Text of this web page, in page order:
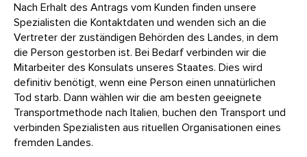
Nach Erhalt des Antrags vom Kunden finden unsere
Spezialisten die Kontaktdaten und wenden sich an die
Vertreter der zuständigen Behörden des Landes, in dem
die Person gestorben ist. Bei Bedarf verbinden wir die
Mitarbeiter des Konsulats unseres Staates. Dies wird
definitiv benötigt, wenn eine Person einen unnatürlichen
Tod starb. Dann wählen wir die am besten geeignete
Transportmethode nach Italien, buchen den Transport und
verbinden Spezialisten aus rituellen Organisationen eines
fremden Landes.